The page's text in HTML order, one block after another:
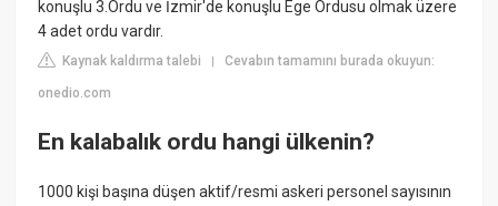
konuşlu 3.Ordu ve İzmir'de konuşlu Ege Ordusu olmak üzere
4 adet ordu vardır.
Kaynak kaldırma talebi |Cevabın tamamını burada okuyun:
onedio.com
En kalabalık ordu hangi ülkenin?
1000 kişi başına düşen aktif/resmi askeri personel sayısının